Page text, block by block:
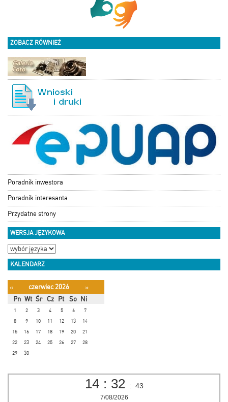
ZOBACZ RÓWNIEŻ
Poradnik inwestora
Poradnik interesanta
Przydatne strony
WERSJA JĘZYKOWA
KALENDARZ
« czerwiec 2026
»
Pn Wt Śr Cz Pt So Ni
1 2 3 4 5 6
7
8
9 10 11 12 13
14
15
16 17 18 19 20
21
22
23 24 25 26 27
28
29
30
14 : 32 : 44
7/08/2026